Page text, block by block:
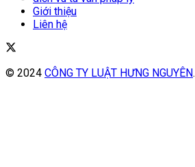
Giới thiệu
Liên hệ
© 2024 CÔNG TY LUẬT HƯNG NGUYÊN.